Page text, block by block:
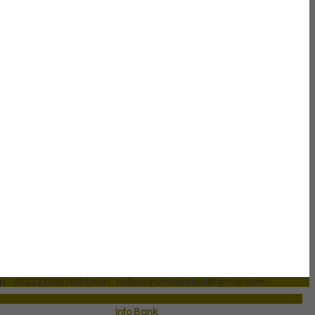
- 082333348789) Email : milleniafurniturebali@gmail.com
Info Bank